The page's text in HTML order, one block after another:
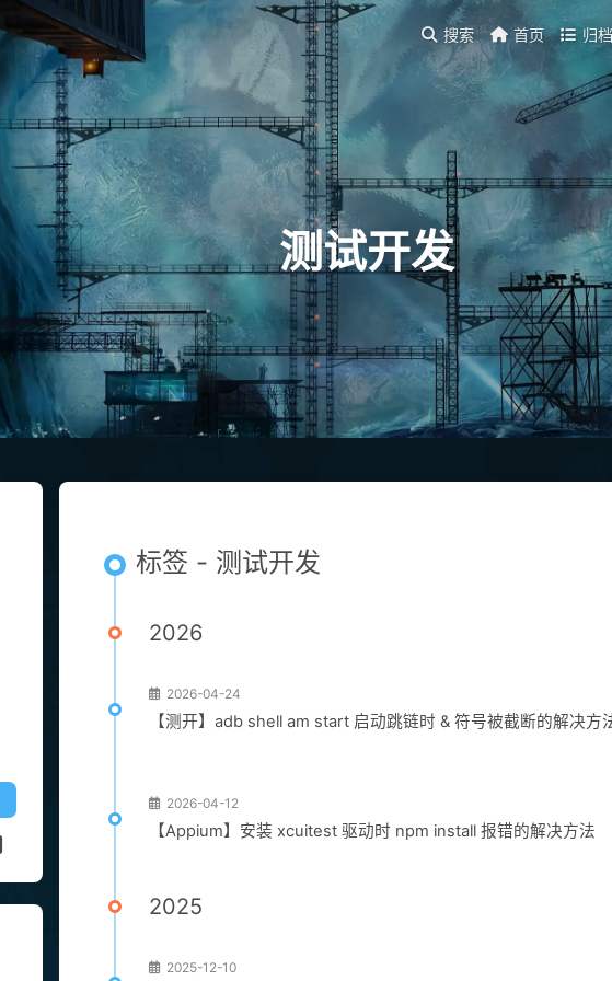
搜索 首页 归
测试开发
标签 - 测试开发
2026
2026-04-24
【测开】adb shell am start 启动跳链时 & 符号被截断的解决方
2026-04-12
【Appium】安装 xcuitest 驱动时 npm install 报错的解决方法
2025
2025-12-10